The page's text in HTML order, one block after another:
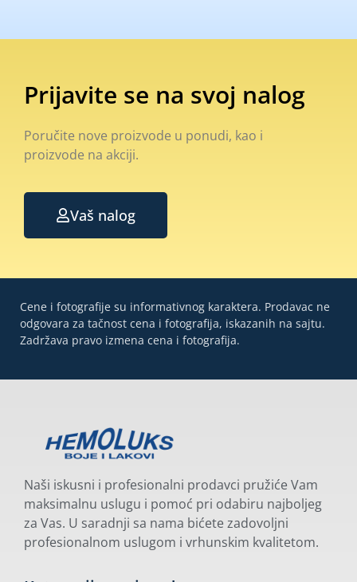
Prijavite se na svoj nalog
Poručite nove proizvode u ponudi, kao i
proizvode na akciji.
Vaš nalog
Cene i fotografije su informativnog karaktera. Prodavac ne
odgovara za tačnost cena i fotografija, iskazanih na sajtu.
Zadržava pravo izmena cena i fotografija.
Naši iskusni i profesionalni prodavci pružiće Vam
maksimalnu uslugu i pomoć pri odabiru najboljeg
za Vas. U saradnji sa nama bićete zadovoljni
profesionalnom uslugom i vrhunskim kvalitetom.